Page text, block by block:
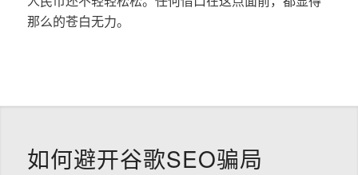
那么的苍白无力。
如何避开谷歌SEO骗局